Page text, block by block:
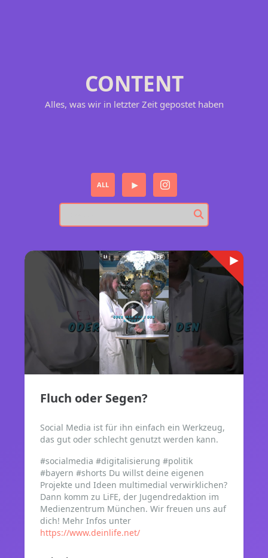
CONTENT
Alles, was wir in letzter Zeit gepostet haben
ALL
Fluch oder Segen?
Social Media ist für ihn einfach ein Werkzeug,
das gut oder schlecht genutzt werden kann.
#socialmedia #digitalisierung #politik
#bayern #shorts Du willst deine eigenen
Projekte und Ideen multimedial verwirklichen?
Dann komm zu LiFE, der Jugendredaktion im
Medienzentrum München. Wir freuen uns auf
dich! Mehr Infos unter
https://www.deinlife.net/